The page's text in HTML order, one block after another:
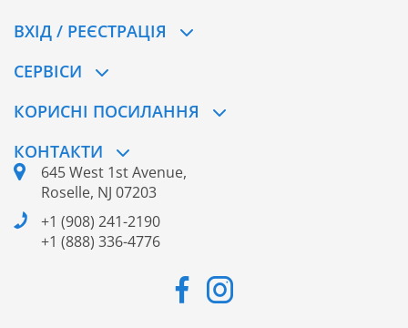
ВХІД / РЕЄСТРАЦІЯ
CЕРВІСИ
КОРИСНІ ПОСИЛАННЯ
КОНТАКТИ
645 West 1st Avenue,
Roselle, NJ 07203
+1 (908) 241-2190
+1 (888) 336-4776